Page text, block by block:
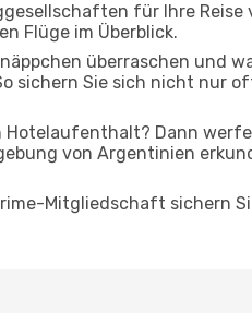
für Ihre Reise
Flüge im Überblick.
überraschen und
Sie sich nicht nur
Hotelaufenthalt? Dann
von Argentinien
Mitgliedschaft sichern